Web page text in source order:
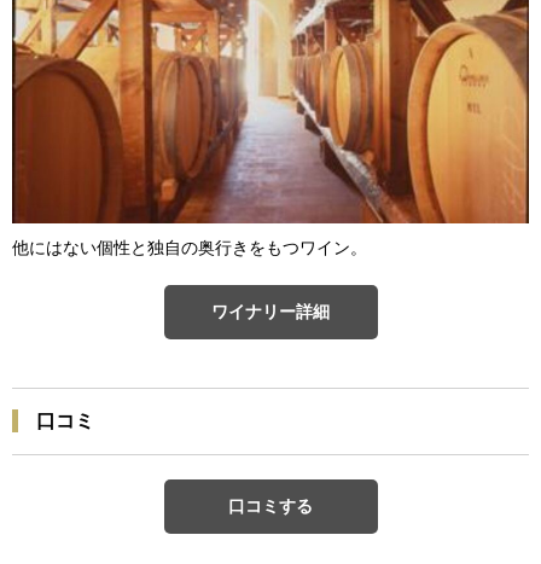
他にはない個性と独自の奥行きをもつワイン。
ワイナリー詳細
口コミ
口コミする